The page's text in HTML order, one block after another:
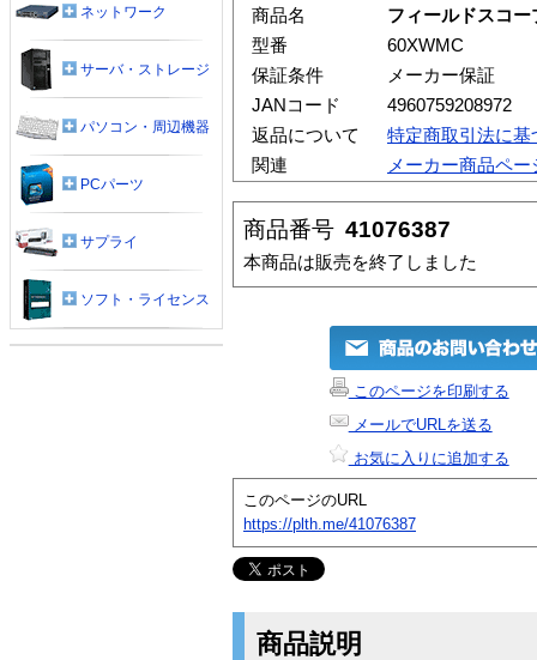
商品名
フィールドスコ
型番
60XWMC
保証条件
メーカー保証
JANコード
4960759208972
返品について
特定商取引法に基
関連
メーカー商品ペー
商品番号 41076387
本商品は販売を終了しました
このページを印刷する
メールでURLを送る
お気に入りに追加する
このページのURL
https://plth.me/41076387
商品説明
ネットワーク
サーバ・ストレージ
パソコン・周辺機器
PCパーツ
サプライ
ソフト・ライセンス